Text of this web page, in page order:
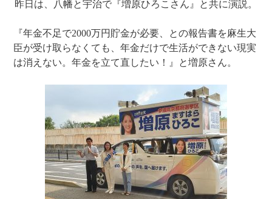
昨日は、八幡と宇治で『増原ひろこさん』と共に演説。
『年金不足で2000万円貯金が必要、との報告書を麻生大
臣が受け取らなくても、年金だけで生活ができない現実
は消えない。年金を立て直したい！』と増原さん。